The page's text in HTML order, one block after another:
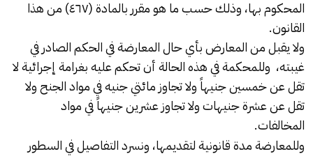
المحكوم بها، وذلك حسب ما هو مقرر بالمادة (٤٦٧) من هذا
القانون.
ولا يقبل من المعارض بأي حال المعارضة في الحكم الصادر في
غيبته، وللمحكمة في هذه الحالة أن تحكم عليه بغرامة إجرائية لا
تقل عن خمسين جنيهاً ولا تجاوز مائتي جنيه في مواد الجنح ولا
تقل عن عشرة جنيهات ولا تجاوز عشرين جنيهاً في مواد
المخالفات.
وللمعارضة مدة قانونية لتقديمها، ونسرد التفاصيل في السطور